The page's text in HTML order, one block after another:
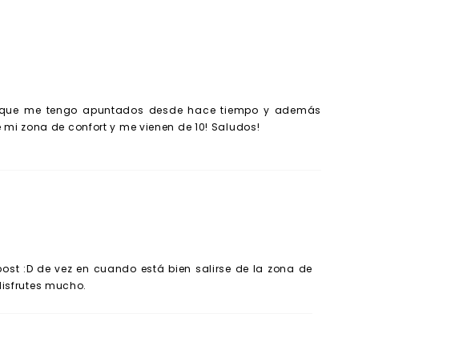
me tengo apuntados desde hace tiempo y además
zona de confort y me vienen de 10! Saludos!
:D de vez en cuando está bien salirse de la zona de
mucho.